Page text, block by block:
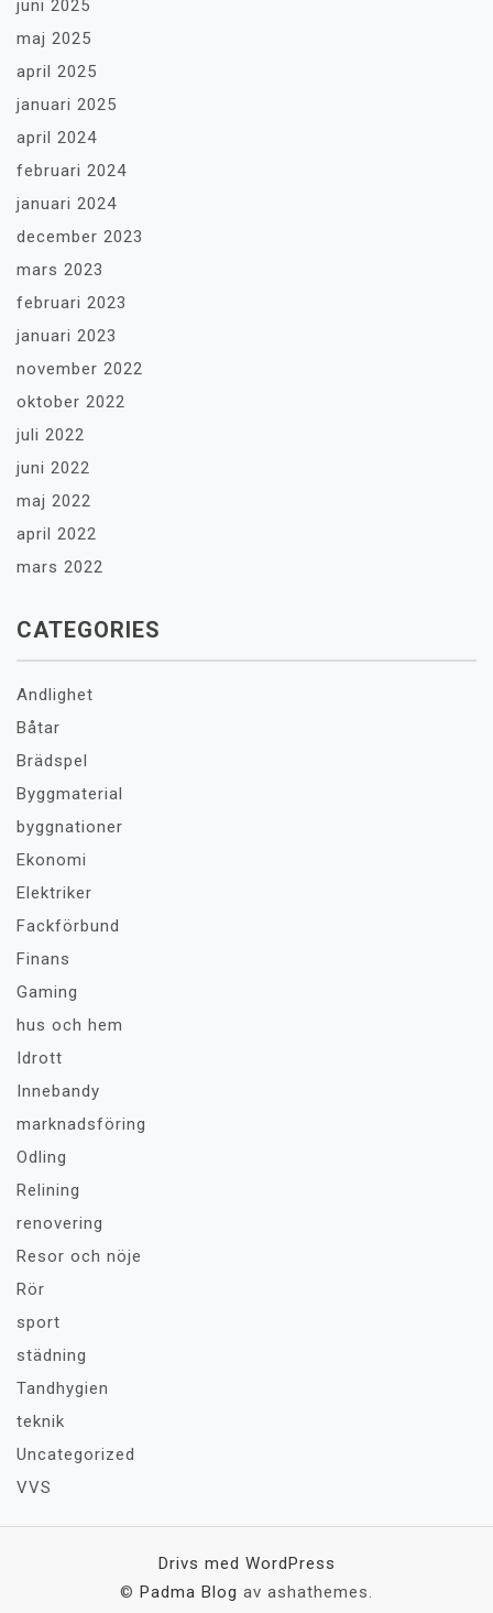
juni 2025
maj 2025
april 2025
januari 2025
april 2024
februari 2024
januari 2024
december 2023
mars 2023
februari 2023
januari 2023
november 2022
oktober 2022
juli 2022
juni 2022
maj 2022
april 2022
mars 2022
CATEGORIES
Andlighet
Båtar
Brädspel
Byggmaterial
byggnationer
Ekonomi
Elektriker
Fackförbund
Finans
Gaming
hus och hem
Idrott
Innebandy
marknadsföring
Odling
Relining
renovering
Resor och nöje
Rör
sport
städning
Tandhygien
teknik
Uncategorized
VVS
Drivs med WordPress
© Padma Blog av ashathemes.